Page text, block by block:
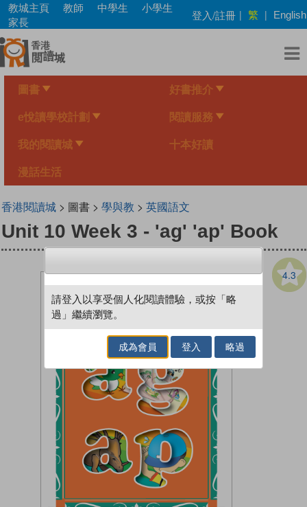
Skip
main
content
教城主頁 教師 中學生
小學生
家長
登入/註冊 | 繁 | English
圖書 好書推介
e悅讀學校計劃 閱讀服務
我的閱讀城 十本好讀
漫話生活
香港閱讀城> 圖書 > 學與教 > 英國語文
Unit 10 Week 3 - 'ag' 'ap' Book
4.3
請登入以享受個人化閱讀體驗，或按「略
過」繼續瀏覽。
成為會員 登入 略過